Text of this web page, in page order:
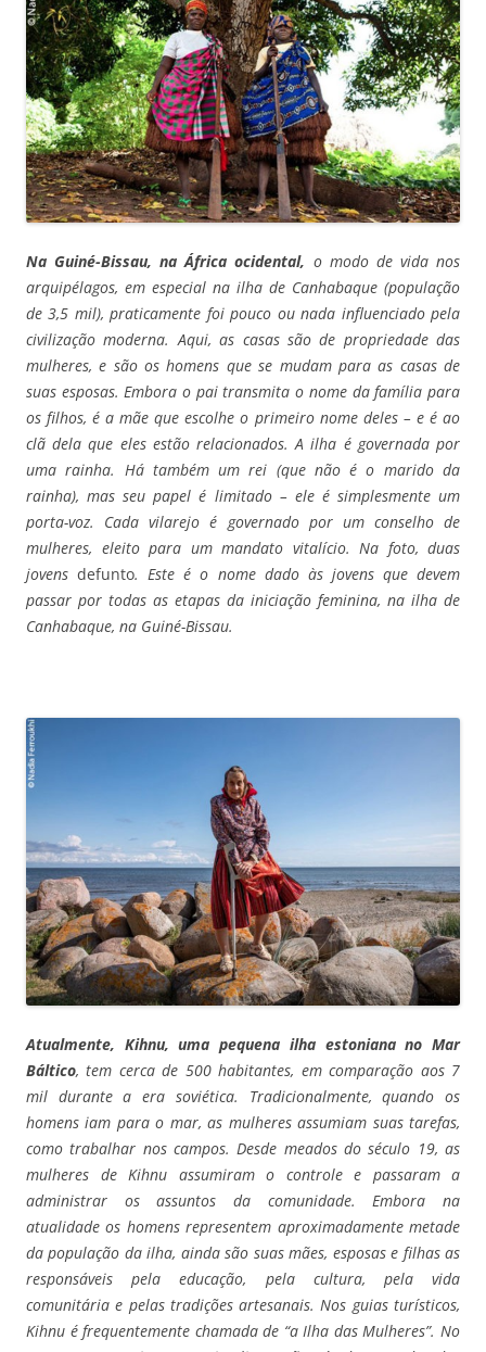
Na Guiné-Bissau, na África ocidental, o modo de vida nos
arquipélagos, em especial na ilha de Canhabaque (população
de 3,5 mil), praticamente foi pouco ou nada influenciado pela
civilização moderna. Aqui, as casas são de propriedade das
mulheres, e são os homens que se mudam para as casas de
suas esposas. Embora o pai transmita o nome da família para
os filhos, é a mãe que escolhe o primeiro nome deles – e é ao
clã dela que eles estão relacionados. A ilha é governada por
uma rainha. Há também um rei (que não é o marido da
rainha), mas seu papel é limitado – ele é simplesmente um
porta-voz. Cada vilarejo é governado por um conselho de
mulheres, eleito para um mandato vitalício. Na foto, duas
jovensdefunto. Este é o nome dado às jovens que devem
passar por todas as etapas da iniciação feminina, na ilha de
Canhabaque, na Guiné-Bissau.
Atualmente, Kihnu, uma pequena ilha estoniana no Mar
Báltico, tem cerca de 500 habitantes, em comparação aos 7
mil durante a era soviética. Tradicionalmente, quando os
homens iam para o mar, as mulheres assumiam suas tarefas,
como trabalhar nos campos. Desde meados do século 19, as
mulheres de Kihnu assumiram o controle e passaram a
administrar os assuntos da comunidade. Embora na
atualidade os homens representem aproximadamente metade
da população da ilha, ainda são suas mães, esposas e filhas as
responsáveis pela educação, pela cultura, pela vida
comunitária e pelas tradições artesanais. Nos guias turísticos,
Kihnu é frequentemente chamada de “a Ilha das Mulheres”. No